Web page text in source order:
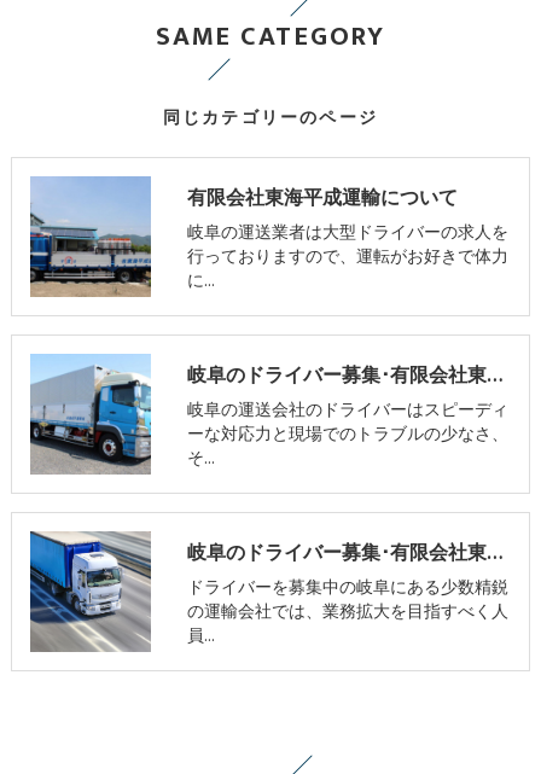
同じカテゴリーのページ
SAME CATEGORY
有限会社東海平成運輸について
岐阜の運送業者は大型ドライバーの求人を
行っておりますので、運転がお好きで体力
に…
岐阜のドライバー募集･有限会社東海平成運輸の評判
岐阜の運送会社のドライバーはスピーディ
ーな対応力と現場でのトラブルの少なさ、
そ…
岐阜のドライバー募集･有限会社東海平成運輸のお客様の声
ドライバーを募集中の岐阜にある少数精鋭
の運輸会社では、業務拡大を目指すべく人
員…